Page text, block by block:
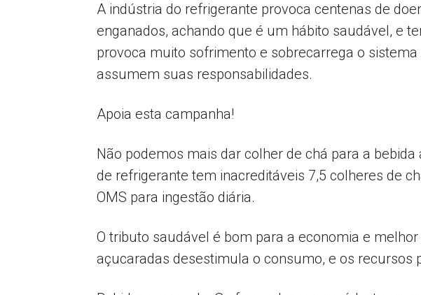
A indústria do refrigerante provoca centenas de
enganados, achando que é um hábito saudável, e
provoca muito sofrimento e sobrecarrega o
assumem suas responsabilidades.
Apoia esta campanha!
Não podemos mais dar colher de chá para a
de refrigerante tem inacreditáveis 7,5 colheres de
OMS para ingestão diária.
O tributo saudável é bom para a economia e
açucaradas desestimula o consumo, e os